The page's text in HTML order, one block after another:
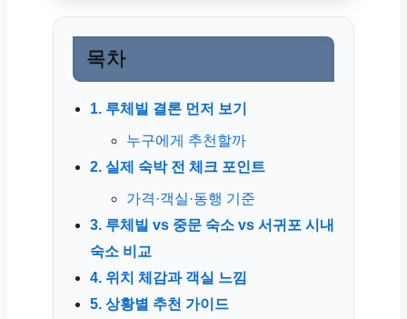
목차
1. 루체빌 결론 먼저 보기
누구에게 추천할까
2. 실제 숙박 전 체크 포인트
가격·객실·동행 기준
3. 루체빌 vs 중문 숙소 vs 서귀포 시내
숙소 비교
4. 위치 체감과 객실 느낌
5. 상황별 추천 가이드